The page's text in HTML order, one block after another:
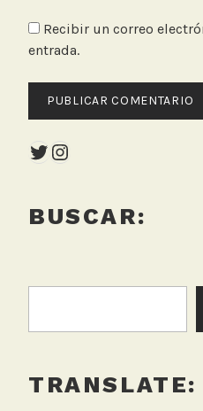
Recibir un correo
entrada.
Twitter
Instagram
BUSCAR:
TRANSLATE: